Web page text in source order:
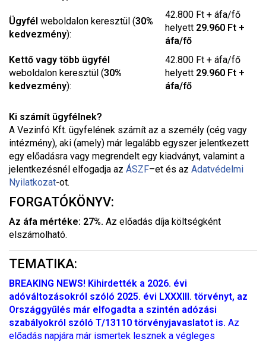
Ügyfél weboldalon keresztül (30%
kedvezmény):
42.800 Ft + áfa/fő
helyett 29.960 Ft +
áfa/fő
Kettő vagy több ügyfél
weboldalon keresztül (30%
kedvezmény):
42.800 Ft + áfa/fő
helyett 29.960 Ft +
áfa/fő
Ki számít ügyfélnek?
A Vezinfó Kft. ügyfelének számít az a személy (cég vagy
intézmény), aki (amely) már legalább egyszer jelentkezett
egy előadásra vagy megrendelt egy kiadványt, valamint a
jelentkezésnél elfogadja az ÁSZF–et és az Adatvédelmi
Nyilatkozat-ot.
FORGATÓKÖNYV:
Az áfa mértéke: 27%. Az előadás díja költségként
elszámolható.
TEMATIKA:
BREAKING NEWS! Kihirdették a 2026. évi
adóváltozásokról szóló 2025. évi LXXXIII. törvényt, az
Országgyűlés már elfogadta a szintén adózási
szabályokról szóló T/13110 törvényjavaslatot is. Az
előadás napjára már ismertek lesznek a végleges